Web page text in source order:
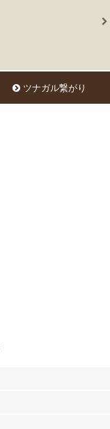
ツナガル繋がり